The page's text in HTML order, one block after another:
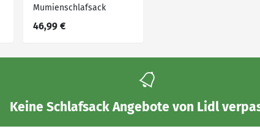
Mumienschlafsack
46,99 €
Keine Schlafsack Angebote von Lidl